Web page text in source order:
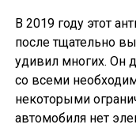
В 2019 году этот
после тщательно
удивил многих. Он
со всеми
некоторыми
автомобиля нет